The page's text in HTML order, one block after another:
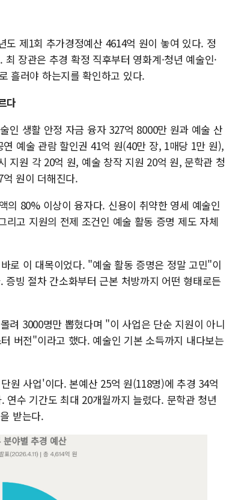
제1회 추가경정예산 4614억 원이 놓여 있다. 정
장관은 추경 확정 직후부터 영화계·청년 예술인·
흘러야 하는지를 확인하고 있다.
다
인 생활 안정 자금 융자 327억 8000만 원과 예술 산
예술 관람 할인권 41억 원(40만 장, 1매당 1만 원),
지원 각 20억 원, 예술 창작 지원 20억 원, 문학관 청
원이 더해진다.
의 80% 이상이 융자다. 신용이 취약한 영세 예술인
고 지원의 전제 조건인 예술 활동 증명 제도 자체
로 이 대목이었다. "예술 활동 증명은 정말 고민"이
빙 절차 간소화부터 근본 처방까지 어떤 형태로든
려 3000명만 뽑혔다며 "이 사업은 단순 지원이 아니
버전"이라고 했다. 예술인 기본 소득까지 내다보는
원 사업'이다. 본예산 25억 원(118명)에 추경 34억
수 기간도 최대 20개월까지 늘렸다. 문학관 청년
받는다.